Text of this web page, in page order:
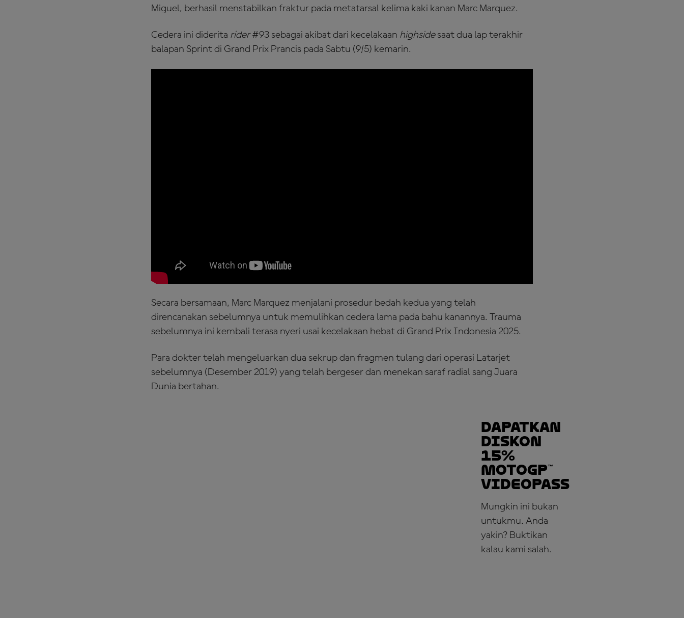
Miguel, berhasil menstabilkan fraktur pada metatarsal kelima kaki kanan Marc Marquez.
Cedera ini diderita rider#93 sebagai akibat dari kecelakaan highsidesaat dua lap terakhir
balapan Sprint di Grand Prix Prancis pada Sabtu (9/5) kemarin.
Secara bersamaan, Marc Marquez menjalani prosedur bedah kedua yang telah
direncanakan sebelumnya untuk memulihkan cedera lama pada bahu kanannya. Trauma
sebelumnya ini kembali terasa nyeri usai kecelakaan hebat di Grand Prix Indonesia 2025.
Para dokter telah mengeluarkan dua sekrup dan fragmen tulang dari operasi Latarjet
sebelumnya (Desember 2019) yang telah bergeser dan menekan saraf radial sang Juara
Dunia bertahan.
Dapatkan
Diskon
15%
MotoGP™
VideoPass
Mungkin ini bukan
untukmu. Anda
yakin? Buktikan
kalau kami salah.